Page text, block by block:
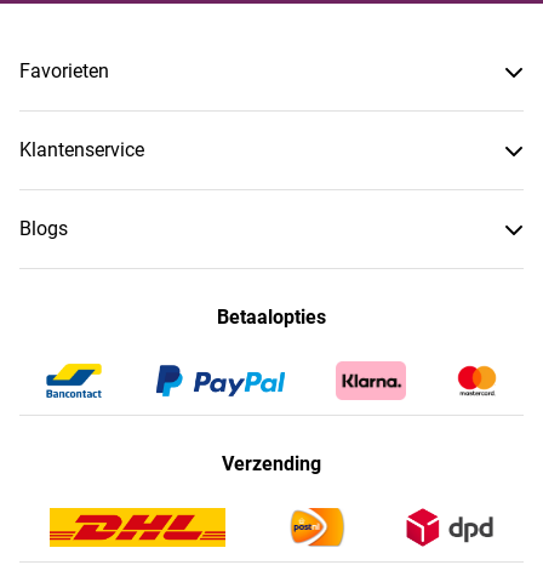
Favorieten
Klantenservice
Blogs
Betaalopties
Verzending